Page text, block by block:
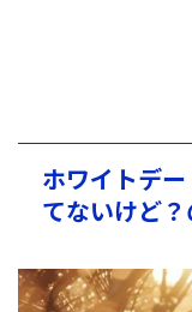
ホワイトデ
てないけど